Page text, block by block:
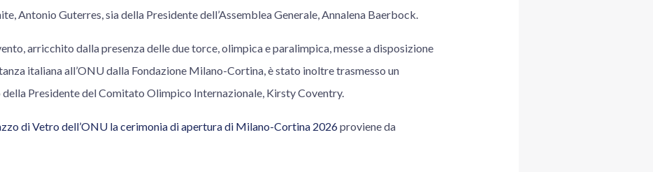
Antonio Guterres, sia della Presidente dell’Assemblea Generale, Annalena Baerbock.
arricchito dalla presenza delle due torce, olimpica e paralimpica, messe a disposizione
italiana all’ONU dalla Fondazione Milano-Cortina, è stato inoltre trasmesso un
Presidente del Comitato Olimpico Internazionale, Kirsty Coventry.
di Vetro dell’ONU la cerimonia di apertura di Milano-Cortina 2026proviene da